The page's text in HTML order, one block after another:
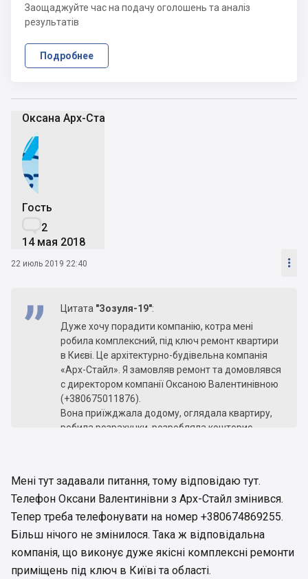
Оксана Арх-Стайл
Гость
2
14 мая 2018
22 июль 2019 22:40 
Цитата "Зозуля-19":
Дуже хочу порадити компанію, котра мені
робила комплексний, під ключ ремонт квартири
в Києві. Це архітектурно-будівельна компанія
«Арх-Стайл». Я замовляв ремонт та домовлявся
с директором компанії Оксаною Валентинівною
(+380675011876).
Вона приїжджала додому, оглядала квартиру,
робила розрахунки, розробляла кошторис,
Оксана Валентинівна - дуже відповідальна
особа. Ремонтники працюють за графіком, дуже
злагоджено та професійно. Зробленим
комплексним ремонтом дуже задоволен
Тому раджу «Арх-Стайл», якщо вам потрібен
сучасний ремонт оселі чи іншого приміщення.
Оксана Валентинівна допоже вам, як і
Мені тут задавали питання, тому відповідаю тут.
Телефон Оксани Валентинівни з Арх-Стайл змінився.
Тепер треба телефонувати на номер +380674869255.
Більш нічого не змінилося. Така ж відповідальна
компанія, що виконує дуже якісні комплексні ремонти
приміщень під ключ в Київі та області.
Заощаджуйте час на подачу оголошень та аналіз
результатів
Подробнее